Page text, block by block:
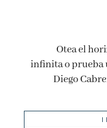
Otea el
infinita o prueba
Diego